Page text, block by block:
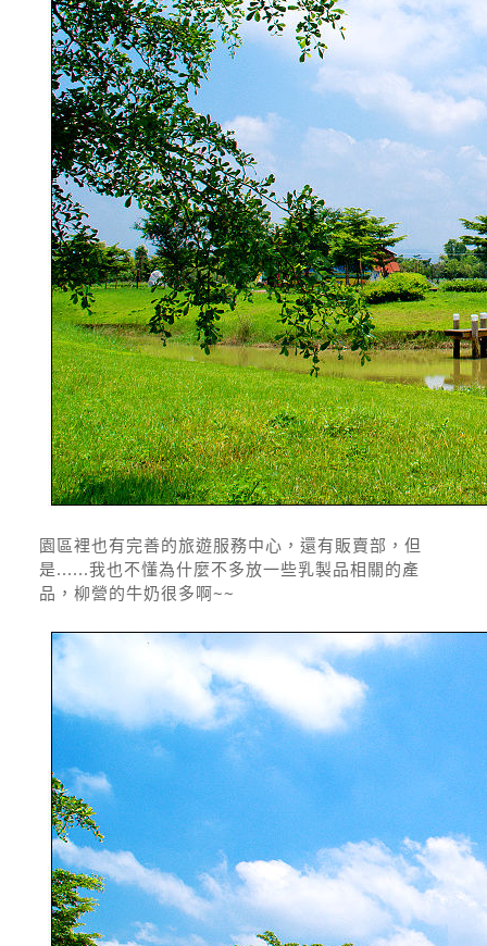
園區裡也有完善的旅遊服務中心，還有販賣部，但
是......我也不懂為什麼不多放一些乳製品相關的產
品，柳營的牛奶很多啊~~